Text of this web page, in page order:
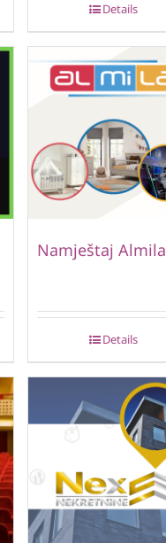
Details
Namještaj Almila
Details